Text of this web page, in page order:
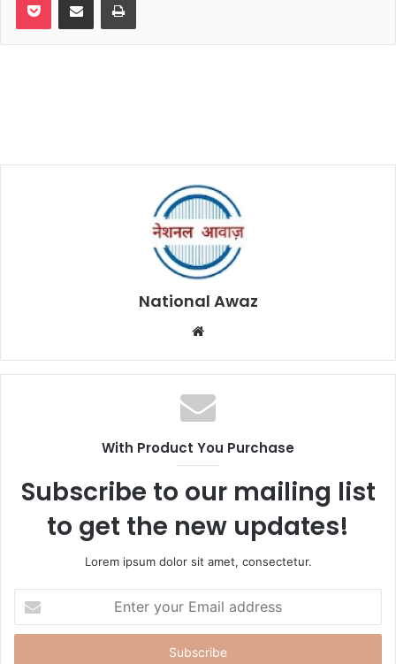
National Awaz
b
s
i
With Product You Purchase
Subscribe to our mailing list
to get the new updates!
Lorem ipsum dolor sit amet, consectetur.
t